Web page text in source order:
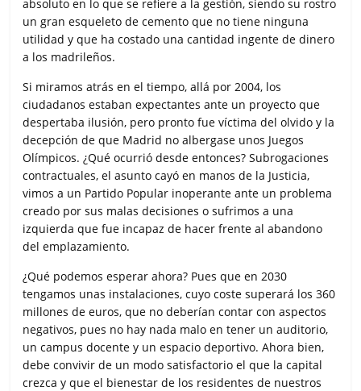
absoluto en lo que se refiere a la gestión, siendo su rostro
un gran esqueleto de cemento que no tiene ninguna
utilidad y que ha costado una cantidad ingente de dinero
a los madrileños.
Si miramos atrás en el tiempo, allá por 2004, los
ciudadanos estaban expectantes ante un proyecto que
despertaba ilusión, pero pronto fue víctima del olvido y la
decepción de que Madrid no albergase unos Juegos
Olímpicos. ¿Qué ocurrió desde entonces? Subrogaciones
contractuales, el asunto cayó en manos de la Justicia,
vimos a un Partido Popular inoperante ante un problema
creado por sus malas decisiones o sufrimos a una
izquierda que fue incapaz de hacer frente al abandono
del emplazamiento.
¿Qué podemos esperar ahora? Pues que en 2030
tengamos unas instalaciones, cuyo coste superará los 360
millones de euros, que no deberían contar con aspectos
negativos, pues no hay nada malo en tener un auditorio,
un campus docente y un espacio deportivo. Ahora bien,
debe convivir de un modo satisfactorio el que la capital
crezca y que el bienestar de los residentes de nuestros